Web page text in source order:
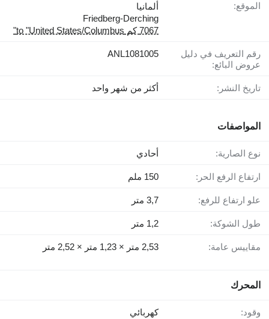
الموقع:
ألمانيا
Friedberg-Derching
7067 كم to "United States/Columbus"
رقم التعريف في دليل
عروض البائع:
ANL1081005
تاريخ النشر: أكثر من شهر واحد
المواصفات
نوع الصارية: أحادي
ارتفاع الرفع الحر: 150 ملم
علو ارتفاع للرفع: 3,7 متر
طول الشوكة: 1,2 متر
مقاييس عامة: 2,53 متر × 1,23 متر × 2,52 متر
المحرك
وقود: كهربائي